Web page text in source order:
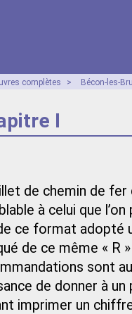
complètes > Bécon-les-
I
de chemin de fer
à celui que
ce format adopté
de ce même « R
sont
de donner à
imprimer un